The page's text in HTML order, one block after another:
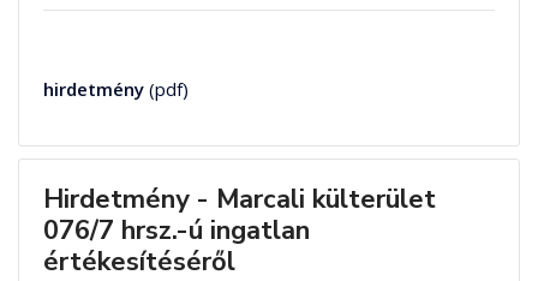
hirdetmény (pdf)
Hirdetmény - Marcali külterület
076/7 hrsz.-ú ingatlan
értékesítéséről